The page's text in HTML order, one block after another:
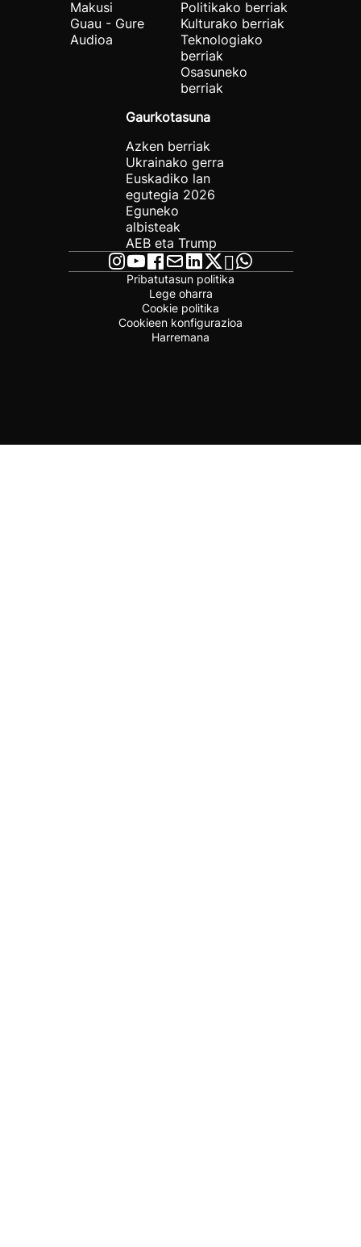
Makusi
Guau - Gure
Audioa
Politikako berriak
Kulturako berriak
Teknologiako
berriak
Osasuneko
berriak
Gaurkotasuna
Azken berriak
Ukrainako gerra
Euskadiko lan
egutegia 2026
Eguneko
albisteak
AEB eta Trump
Pribatutasun politika
Lege oharra
Cookie politika
Cookieen konfigurazioa
Harremana